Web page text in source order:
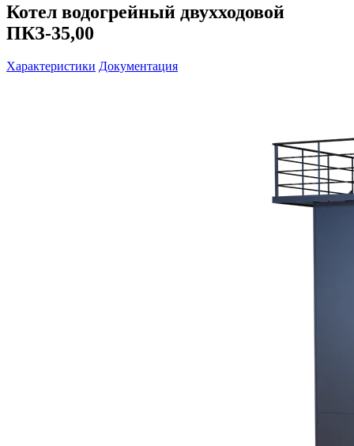
Котел водогрейный двухходовой
ПКЗ-35,00
Характеристики Документация